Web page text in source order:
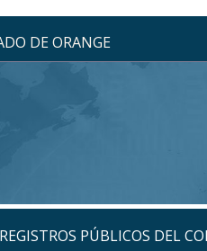
DE ORANGE
PÚBLICOS DEL